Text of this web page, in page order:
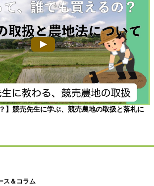
】競売先生に学ぶ、競売農地の取扱と落札に
ス＆コラム